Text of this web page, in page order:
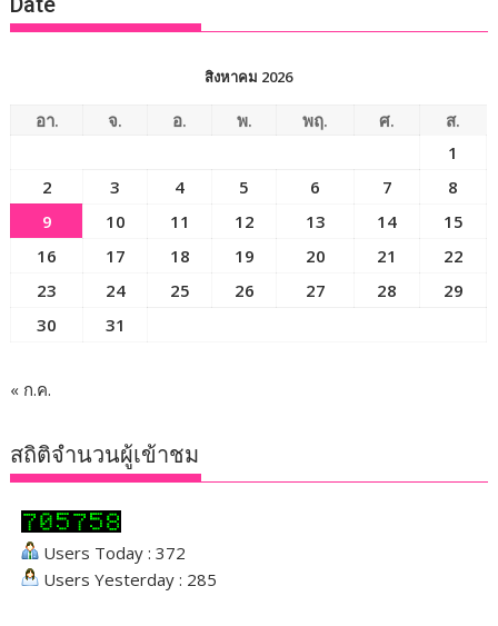
สิงหาคม 2026
อา. จ. อ. พ. พฤ. ศ.
ส.
1
2
3 4 5 6 7
8
9
10 11 12 13 14
15
16
17 18 19 20 21
22
23
24 25 26 27 28
29
30
31
« ก.ค.
สถิติจำนวนผู้เข้าชม
Users Today : 372
Users Yesterday : 285